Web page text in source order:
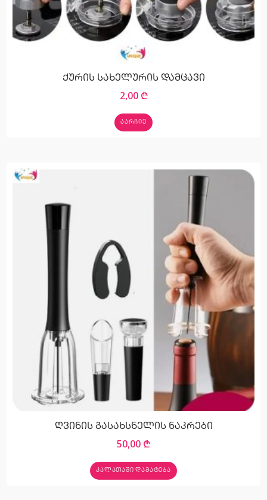
ქურის სახელურის დამცავი
2,00 ₾
ᲐᲐᲠᲩᲘᲔ
ღვინის გასახსნელის ნაკრები
50,00 ₾
ᲙᲐᲚᲐᲗᲐᲨᲘ ᲓᲐᲛᲐᲢᲔᲑᲐ